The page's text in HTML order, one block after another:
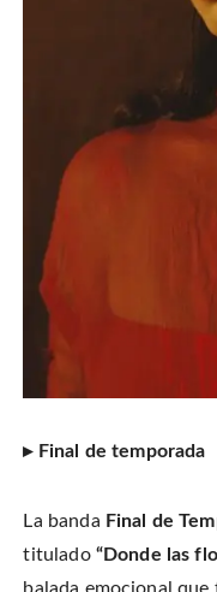
▸ Final de temporada
La banda Final de
titulado “Donde las